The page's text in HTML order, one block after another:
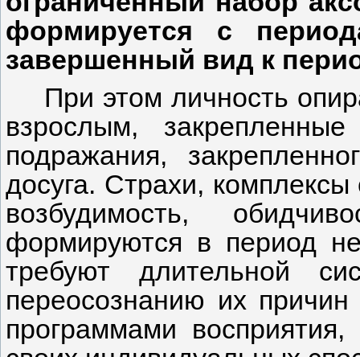
формируется с
завершенный вид к
При этом личность
взрослым,
подражания,
досуга. Страхи, комплексы
возбудимость,
формируются в период
требуют длительной
переосознанию их
программами